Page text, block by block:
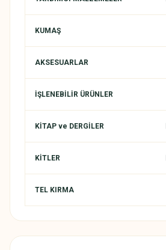
KUMAŞ
AKSESUARLAR
İŞLENEBİLİR ÜRÜNLER
KİTAP ve DERGİLER
KİTLER
TEL KIRMA